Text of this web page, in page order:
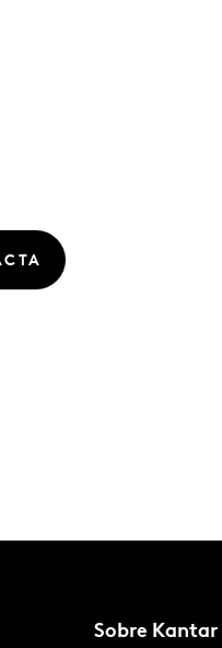
Sobre Kantar